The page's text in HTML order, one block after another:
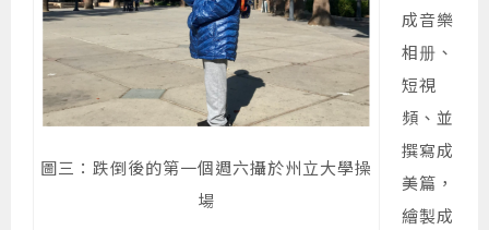
圖三：跌倒後的第一個週六攝於州立大學操
場
成音樂
相册、
短視
頻、並
撰寫成
美篇，
繪製成